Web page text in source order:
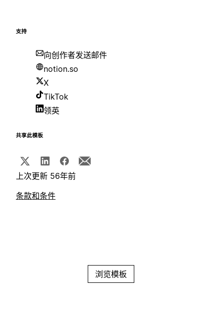
支持
向创作者发送邮件
notion.so
X
TikTok
领英
共享此模板
上次更新 56年前
条款和条件
浏览模板